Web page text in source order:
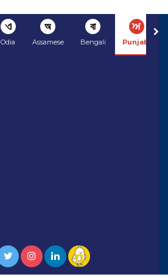
ଏ
Odia
অ
Assamese
বা
Bengali
ਅ
Punjabi